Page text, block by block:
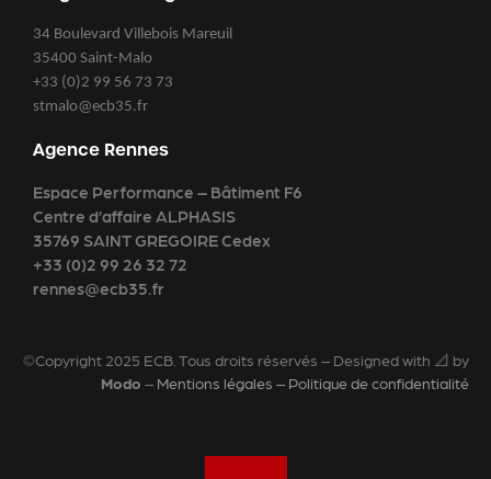
34 Boulevard Villebois Mareuil
35400 Saint-Malo
+33 (0)2 99 56 73 73
stmalo@ecb35.fr
Agence Rennes
Espace Performance – Bâtiment F6
Centre d’affaire ALPHASIS
35769 SAINT GREGOIRE Cedex
+33 (0)2 99 26 32 72
rennes@ecb35.fr
©Copyright 2025 ECB. Tous droits réservés – Designed with 📐 by
Modo – Mentions légales – Politique de confidentialité